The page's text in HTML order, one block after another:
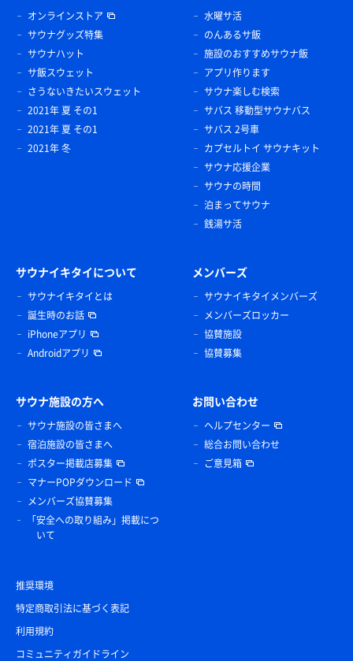
オンラインストア
サウナグッズ特集
サウナハット
サ飯スウェット
さうないきたいスウェット
2021年 夏 その1
2021年 夏 その1
2021年 冬
水曜サ活
のんあるサ飯
施設のおすすめサウナ飯
アプリ作ります
サウナ楽しむ検索
サバス 移動型サウナバス
サバス 2号車
カプセルトイ サウナキット
サウナ応援企業
サウナの時間
泊まってサウナ
銭湯サ活
サウナイキタイについて
サウナイキタイとは
誕生時のお話
iPhoneアプリ
Androidアプリ
メンバーズ
サウナイキタイメンバーズ
メンバーズロッカー
協賛施設
協賛募集
サウナ施設の方へ
サウナ施設の皆さまへ
宿泊施設の皆さまへ
ポスター掲載店募集
マナーPOPダウンロード
メンバーズ協賛募集
「安全への取り組み」掲載につ
いて
お問い合わせ
ヘルプセンター
総合お問い合わせ
ご意見箱
推奨環境
特定商取引法に基づく表記
利用規約
コミュニティガイドライン